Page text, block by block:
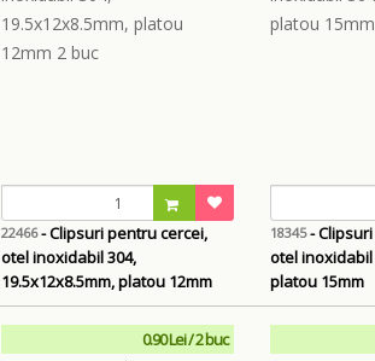
22466- Clipsuri pentru cercei,
otel inoxidabil 304,
19.5x12x8.5mm, platou 12mm
18345- Clipsuri pentru cercei,
otel inoxidabil
platou 15mm
0.90 Lei / 2 buc